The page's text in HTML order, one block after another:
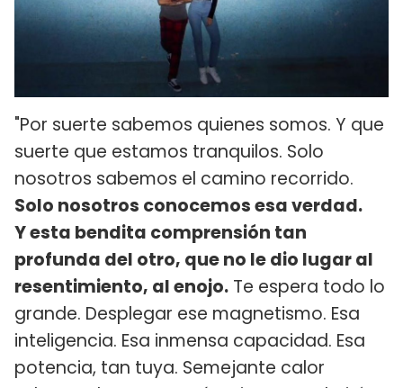
"Por suerte sabemos quienes somos. Y que
suerte que estamos tranquilos. Solo
nosotros sabemos el camino recorrido.
Solo nosotros conocemos esa verdad.
Y esta bendita comprensión tan
profunda del otro, que no le dio lugar al
resentimiento, al enojo. Te espera todo lo
grande. Desplegar ese magnetismo. Esa
inteligencia. Esa inmensa capacidad. Esa
potencia, tan tuya. Semejante calor